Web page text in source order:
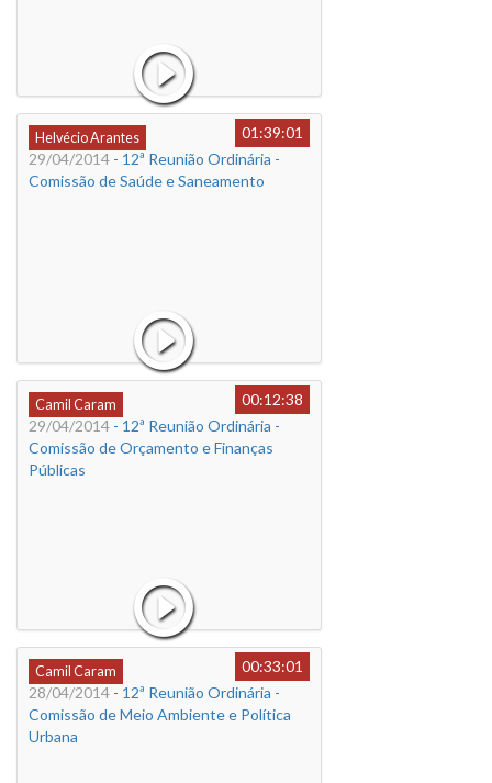
Helvécio Arantes
01:39:01
29/04/2014 - 12ª Reunião Ordinária -
Comissão de Saúde e Saneamento
Camil Caram
00:12:38
29/04/2014 - 12ª Reunião Ordinária -
Comissão de Orçamento e Finanças
Públicas
Camil Caram
00:33:01
28/04/2014 - 12ª Reunião Ordinária -
Comissão de Meio Ambiente e Política
Urbana